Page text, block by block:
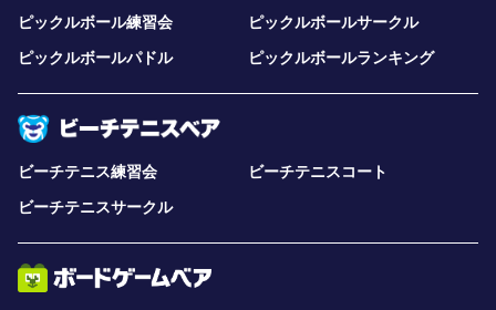
ピックルボール練習会
ピックルボールサークル
ピックルボールパドル
ピックルボールランキング
ビーチテニス練習会
ビーチテニスコート
ビーチテニスサークル